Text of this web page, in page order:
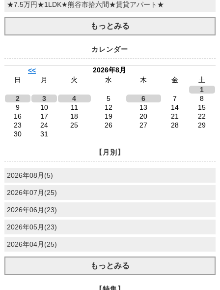
★7.5万円★1LDK★熊谷市拾六間★賃貸アパート★
もっとみる
カレンダー
<<
2026年8月
日
月 火 水 木 金
土
1
2
3 4 5 6 7
8
9
10 11 12 13 14
15
16
17 18 19 20 21
22
23
24 25 26 27 28
29
30
31
【月別】
2026年08月(5)
2026年07月(25)
2026年06月(23)
2026年05月(23)
2026年04月(25)
もっとみる